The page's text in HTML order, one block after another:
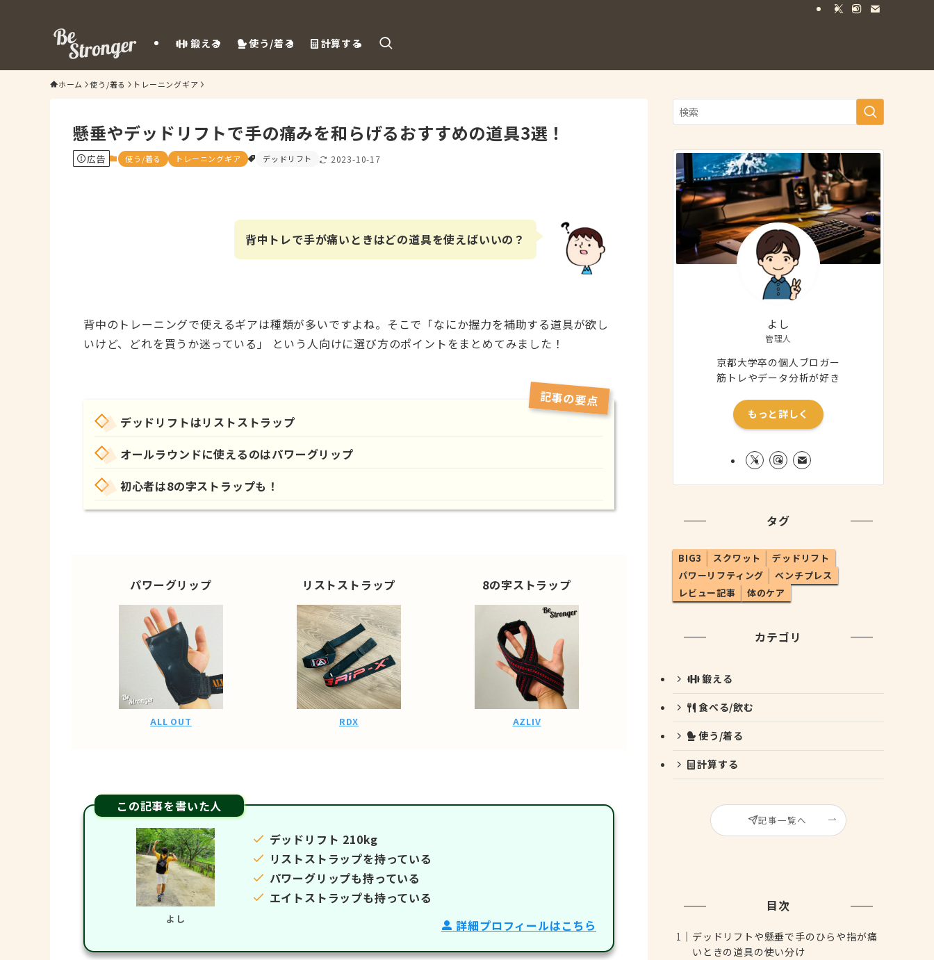
鍛える 使う/着る 計算する
ホーム 使う/着る トレーニングギア
懸垂やデッドリフトで手の痛みを和らげるおすすめの道具3選！
広告 使う/着る トレーニングギア デッドリフト 2023-10-17
背中トレで手が痛いときはどの道具を使えばいいの？
背中のトレーニングで使えるギアは種類が多いですよね。そこで「なにか握力を補助する道具が欲し
いけど、どれを買うか迷っている」
という人向けに選び方のポイントをまとめてみました！
記事の要点
デッドリフトはリストストラップ
オールラウンドに使えるのはパワーグリップ
初心者は8の字ストラップも！
パワーグリップ
ALL OUT
リストストラップ
RDX
8の字ストラップ
AZLIV
この記事を書いた人
よし
デッドリフト 210kg
リストストラップを持っている
パワーグリップも持っている
エイトストラップも持っている
詳細プロフィールはこちら
よし
管理人
京都大学卒の個人ブロガー
筋トレやデータ分析が好き
もっと詳しく
タグ
BIG3 スクワット
デッドリフト
パワーリフティング
ベンチプレス
レビュー記事
体のケア
カテゴリ
鍛える
食べる/飲む
使う/着る
計算する
記事一覧へ
目次
デッドリフトや懸垂で手のひらや指が痛
いときの道具の使い分け